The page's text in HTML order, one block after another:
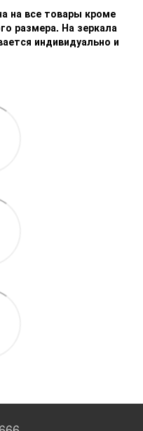
на все товары кроме
размера. На зеркала
индивидуально и